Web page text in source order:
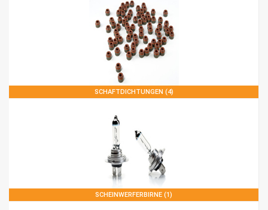
SCHAFTDICHTUNGEN (4)
SCHEINWERFERBIRNE (1)